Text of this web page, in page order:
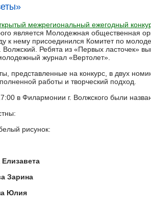
межрегиональный ежегодный
является Молодежная общественная
к нему присоединился Комитет по
Волжский. Ребята из «Первых
журнал «Вертолет».
представленные на конкурс, в двух
работы и творческий подход.
в Филармонии г. Волжского были
рисунок:
Елизавета
Зарина
Юлия